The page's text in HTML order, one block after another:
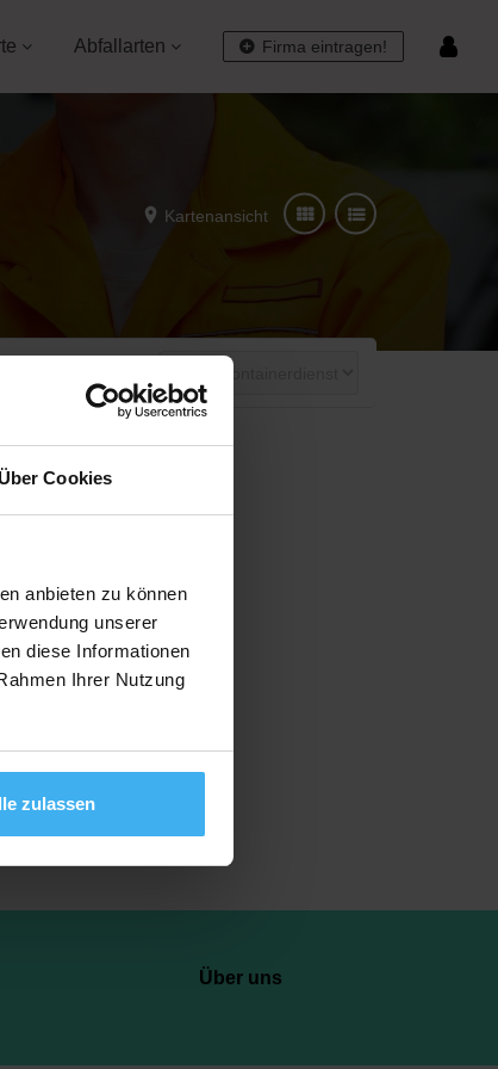
Über Cookies
anbieten zu können
unserer
diese Informationen
Ihrer Nutzung
zulassen
Firma eintragen!
Abfallarten
Kartenansicht
Über uns